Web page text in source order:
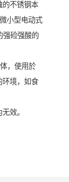
的不锈钢本
小型电动式
强硷强酸的
，使用於
环境，如食
效。